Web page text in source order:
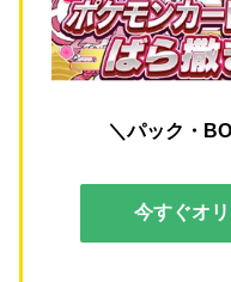
＼パック・
今すぐオ